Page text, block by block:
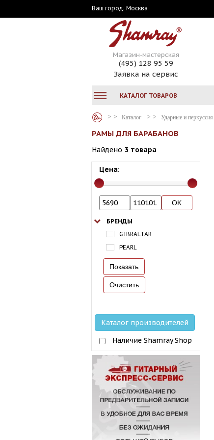
Ваш город: Москва
Магазин-мастерская
(495) 128 95 59
Заявка на сервис
КАТАЛОГ ТОВАРОВ
Каталог Ударные и перкуссия
РАМЫ ДЛЯ БАРАБАНОВ
Найдено 3 товара
Цена:
БРЕНДЫ
GIBRALTAR
PEARL
Каталог производителей
Наличие Shamray Shop